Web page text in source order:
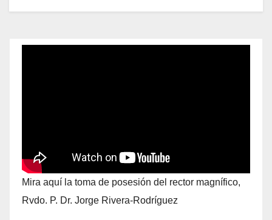
Mira aquí la toma de posesión del rector magnífico,
Rvdo. P. Dr. Jorge Rivera-Rodríguez